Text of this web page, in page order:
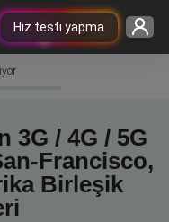
Hız testi yapma
3G / 4G / 5G
Francisco,
Birleşik